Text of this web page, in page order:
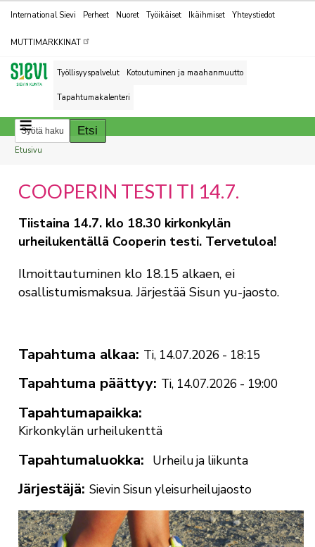
Kohderyhmät
International Sievi Perheet Nuoret Työikäiset Ikäihmiset Yhteystiedot
MUTTIMARKKINAT
Työllisyyspalvelut Kotoutuminen ja maahanmuutto
Tapahtumakalenteri
Breadcrumbs
You
here:
Etusivu
COOPERIN TESTI TI 14.7.
Tiistaina 14.7. klo 18.30 kirkonkylän
urheilukentällä Cooperin testi. Tervetuloa!
Ilmoittautuminen klo 18.15 alkaen, ei
osallistumismaksua. Järjestää Sisun yu-jaosto.
Tapahtuma alkaa Ti, 14.07.2026 - 18:15
Tapahtuma päättyy Ti, 14.07.2026 - 19:00
Tapahtumapaikka
Kirkonkylän urheilukenttä
Tapahtumaluokka Urheilu ja liikunta
Järjestäjä Sievin Sisun yleisurheilujaosto